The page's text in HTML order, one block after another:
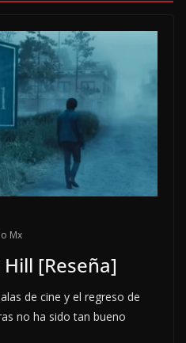
Mx
[Reseña]
de cine y el regreso de
no ha sido tan bueno